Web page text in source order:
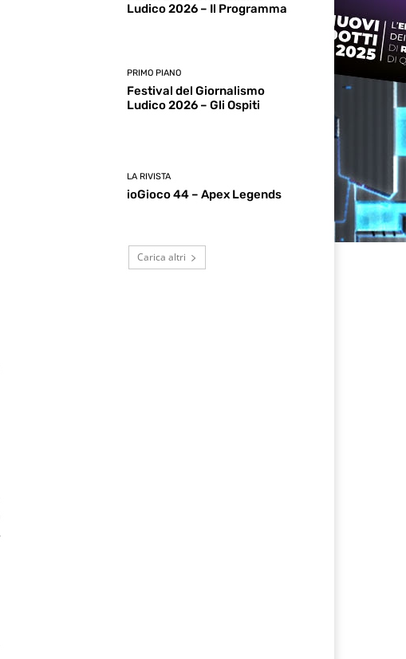
Ludico 2026 – Il Programma
PRIMO PIANO
Festival del Giornalismo
Ludico 2026 – Gli Ospiti
LA RIVISTA
ioGioco 44 – Apex Legends
Carica altri